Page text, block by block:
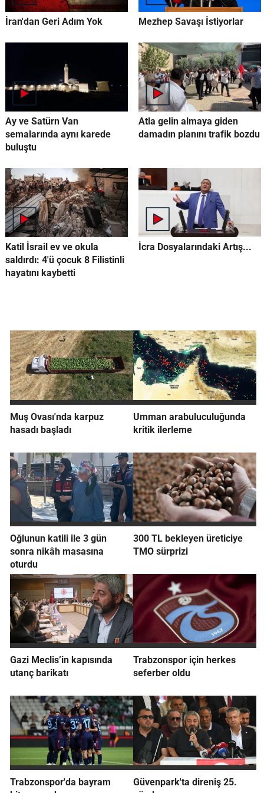
İran'dan Geri Adım Yok Mezhep Savaşı İstiyorlar
Ay ve Satürn Van
semalarında aynı karede
buluştu
Atla gelin almaya giden
damadın planını trafik bozdu
Katil İsrail ev ve okula
saldırdı: 4'ü çocuk 8 Filistinli
hayatını kaybetti
İcra Dosyalarındaki Artış...
Muş Ovası'nda karpuz
hasadı başladı
Umman arabuluculuğunda
kritik ilerleme
Oğlunun katili ile 3 gün
sonra nikâh masasına
oturdu
300 TL bekleyen üreticiye
TMO sürprizi
Gazi Meclis’in kapısında
utanç barikatı
Trabzonspor için herkes
seferber oldu
Trabzonspor'da bayram
Güvenpark'ta direniş 25.